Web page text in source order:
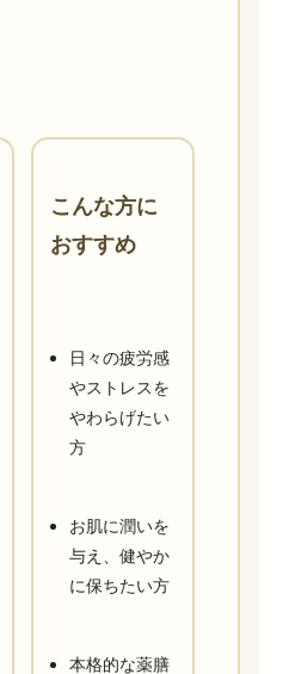
こんな方に
おすすめ
日々の疲労感
やストレスを
やわらげたい
方
お肌に潤いを
与え、健やか
に保ちたい方
本格的な薬膳